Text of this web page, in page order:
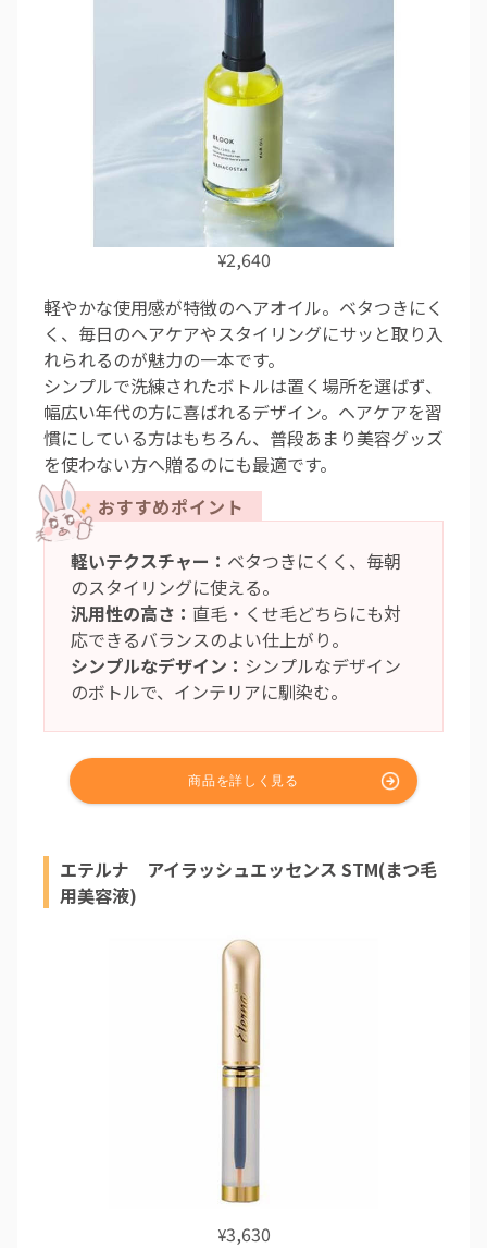
¥2,640
軽やかな使用感が特徴のヘアオイル。ベタつきにく
く、毎日のヘアケアやスタイリングにサッと取り入
れられるのが魅力の一本です。
シンプルで洗練されたボトルは置く場所を選ばず、
幅広い年代の方に喜ばれるデザイン。ヘアケアを習
慣にしている方はもちろん、普段あまり美容グッズ
を使わない方へ贈るのにも最適です。
軽いテクスチャー： ベタつきにくく、毎朝
のスタイリングに使える。
汎用性の高さ： 直毛・くせ毛どちらにも対
応できるバランスのよい仕上がり。
シンプルなデザイン： シンプルなデザイン
のボトルで、インテリアに馴染む。
エテルナ アイラッシュエッセンス STM(まつ毛
用美容液)
¥3,630